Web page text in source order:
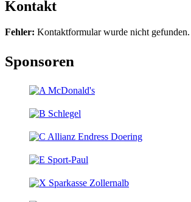
Kontakt
Fehler: Kontaktformular wurde nicht gefunden.
Sponsoren